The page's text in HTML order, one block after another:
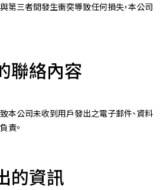
第三者間發生衝突導致任何損失，本公司
聯絡內容
本公司未收到用戶發出之電子郵件、資料
責。
的資訊